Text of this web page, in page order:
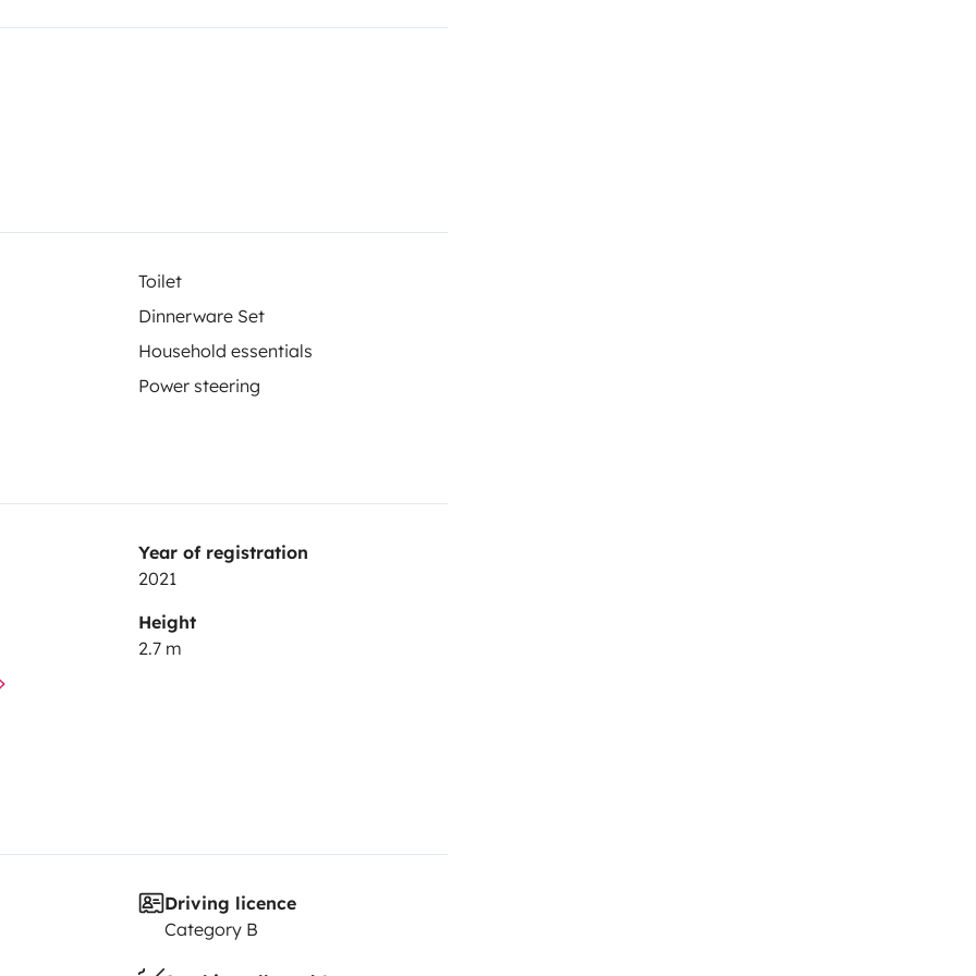
sur réserve)
Toilet
Dinnerware Set
Household essentials
Power steering
Year of registration
2021
Height
2.7 m
Driving licence
Category B